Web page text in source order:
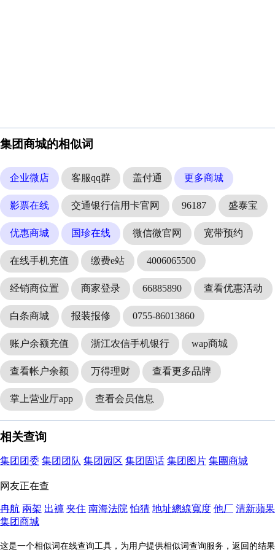
集团商城的相似词
企业微店 客服qq群 盖付通 更多商城
影票在线 交通银行信用卡官网 96187 盛泰宝
优惠商城 国珍在线 微信微官网 宽带预约
在线手机充值 缴费e站 4006065500
经销商位置 商家登录 66885890 查看优惠活动
白条商城 报装报修 0755-86013860
账户余额充值 浙江农信手机银行 wap商城
查看帐户余额 万得理财 查看更多品牌
掌上营业厅app 查看会员信息
相关查询
集团团委 集团团队 集团园区 集团固话 集团图片 集團商城
网友正在查
冉航 兩架 出褲 夹住 南海法院 怕猜 地址總線寬度 他厂 清新蘋果
集团商城
这是一个相似词在线查询工具，为用户提供相似词查询服务，返回的结果